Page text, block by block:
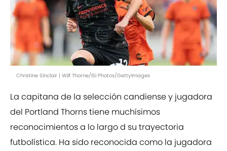
Christine Sinclair | Wilf Thorne/ISI Photos/GettyImages
La capitana de la selección candiense y jugadora
del Portland Thorns tiene muchísimos
reconocimientos a lo largo d su trayectoria
futbolística. Ha sido reconocida como la jugadora